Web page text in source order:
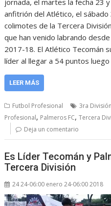
jornada, el martes la fecha 23
anfitrión del Atlético, el
colimotes de la Tercera
que han venido labrando
2017-18. El Atlético Tecomán
líder al llegar a 54 puntos
LEER MÁS
Futbol Profesional 3ra División
Profesional, Palmeros FC,Tercera
Deja un comentario
Es Líder Tecomán y
Tercera División
24 24-06:00 enero 24-06:00 2018